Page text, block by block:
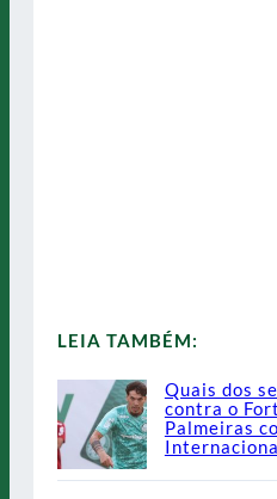
LEIA TAMBÉM:
Quais dos
contra o
Palmeiras